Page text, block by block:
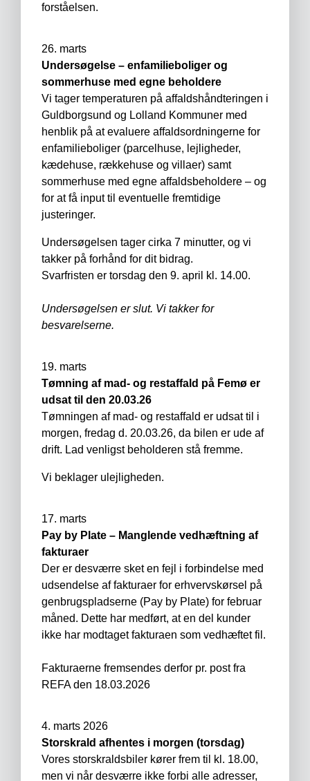
forståelsen.
26. marts
Undersøgelse – enfamilieboliger og
sommerhuse med egne beholdere
Vi tager temperaturen på affaldshåndteringen i
Guldborgsund og Lolland Kommuner med
henblik på at evaluere affaldsordningerne for
enfamilieboliger (parcelhuse, lejligheder,
kædehuse, rækkehuse og villaer) samt
sommerhuse med egne affaldsbeholdere – og
for at få input til eventuelle fremtidige
justeringer.
Undersøgelsen tager cirka 7 minutter, og vi
takker på forhånd for dit bidrag.
Svarfristen er torsdag den 9. april kl. 14.00.
Undersøgelsen er slut. Vi takker for
besvarelserne.
19. marts
Tømning af mad- og restaffald på Femø er
udsat til den 20.03.26
Tømningen af mad- og restaffald er udsat til i
morgen, fredag d. 20.03.26, da bilen er ude af
drift. Lad venligst beholderen stå fremme.
Vi beklager ulejligheden.
17. marts
Pay by Plate – Manglende vedhæftning af
fakturaer
Der er desværre sket en fejl i forbindelse med
udsendelse af fakturaer for erhvervskørsel på
genbrugspladserne (Pay by Plate) for februar
måned. Dette har medført, at en del kunder
ikke har modtaget fakturaen som vedhæftet fil.
Fakturaerne fremsendes derfor pr. post fra
REFA den 18.03.2026
4. marts 2026
Storskrald afhentes i morgen (torsdag)
Vores storskraldsbiler kører frem til kl. 18.00,
men vi når desværre ikke forbi alle adresser,